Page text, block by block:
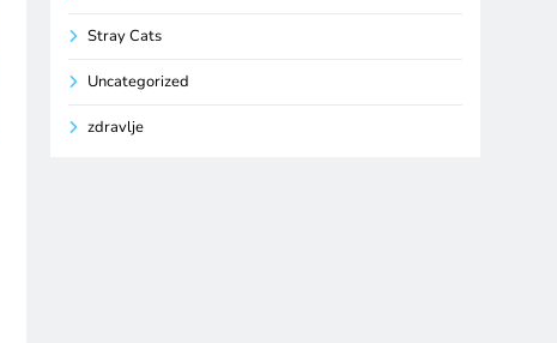
Stray Cats
Uncategorized
zdravlje